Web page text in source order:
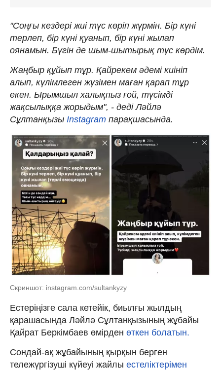
"Соңғы кездері жиі түс көріп жүрмін. Бір күні
терлеп, бір күні қуанып, бір күні жылап
оянамын. Бүгін де шым-шытырық түс көрдім.
Жаңбыр құйып тұр. Қайрекем әдемі киініп
алып, күлімлеген жүзімен маған қарап тұр
екен. Ырымшыл халықпыз ғой, түсімді
жақсылыққа жорыдым", - деді Ләйлә
Сұлтанқызы Instagram парақшасында.
Скриншот: instagram.com/sultankyzy
Естеріңізге сала кетейік, биылғы жылдың
қарашасында Ләйлә Сұлтанқызының жұбайы
Қайрат Беркімбаев өмірден өткен болатын.
Сондай-ақ жұбайының қырқын берген
тележүргізуші күйеуі жайлы естеліктерімен